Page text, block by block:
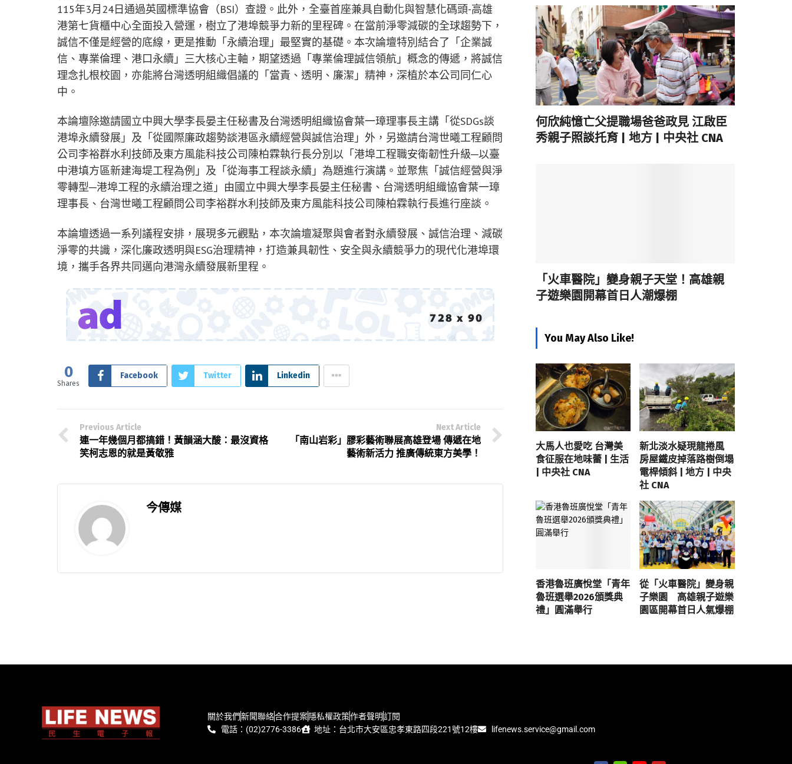
115年3月24日通過英國標準協會（BSI）查證。此外，全臺首座兼具自動化與智慧化碼頭-高雄
港第七貨櫃中心全面投入營運，樹立了港埠競爭力新的里程碑。在當前淨零減碳的全球趨勢下，
誠信不僅是經營的底線，更是推動「永續治理」最堅實的基礎。本次論壇特別結合了「企業誠
信、專業倫理、港口永續」三大核心主軸，期望透過「專業倫理誠信領航」概念的傳遞，將誠信
理念扎根校園，亦能將台灣透明組織倡議的「當責、透明、廉潔」精神，深植於本公司同仁心
中。
本論壇除邀請國立中興大學李長晏主任秘書及台灣透明組織協會葉一璋理事長主講「從SDGs談
港埠永續發展」及「從國際廉政趨勢談港區永續經營與誠信治理」外，另邀請台灣世曦工程顧問
公司李裕群水利技師及東方風能科技公司陳柏霖執行長分別以「港埠工程職安衛韌性升級─以臺
中港填方區新建海堤工程為例」及「從海事工程談永續」為題進行演講。並聚焦「誠信經營與淨
零轉型─港埠工程的永續治理之道」由國立中興大學李長晏主任秘書、台灣透明組織協會葉一璋
理事長、台灣世曦工程顧問公司李裕群水利技師及東方風能科技公司陳柏霖執行長進行座談。
本論壇透過一系列議程安排，展現多元觀點，本次論壇凝聚與會者對永續發展、誠信治理、減碳
淨零的共識，深化廉政透明與ESG治理精神，打造兼具韌性、安全與永續競爭力的現代化港埠環
境，攜手各界共同邁向港灣永續發展新里程。
0
Shares
Facebook Twitter Linkedin
Previous Article
連一年幾個月都搞錯！黃韻涵大酸：最沒資格
笑柯志恩的就是黃敬雅
Next Article
「南山岩彩」膠彩藝術聯展高雄登場 傳遞在地
藝術新活力 ​推廣傳統東方美學！
今傳媒
何欣純憶亡父提職場爸爸政見 江啟臣
秀親子照談托育 | 地方 | 中央社 CNA
「火車醫院」變身親子天堂！高雄親
子遊樂園開幕首日人潮爆棚
You May Also Like!
大馬人也愛吃 台灣美
食征服在地味蕾 | 生活
| 中央社 CNA
新北淡水疑現龍捲風
房屋鐵皮掉落路樹倒塌
電桿傾斜 | 地方 | 中央
社 CNA
香港魯班廣悅堂「青年
魯班選舉2026頒獎典
禮」圓滿舉行
從「火車醫院」變身親
子樂園 高雄親子遊樂
園區開幕首日人氣爆棚
關於我們新聞聯絡合作提案隱私權政策作者聲明訂閱
電話：(02)2776-3386
地址：台北市大安區忠孝東路四段221號12樓 lifenews.service@gmail.com